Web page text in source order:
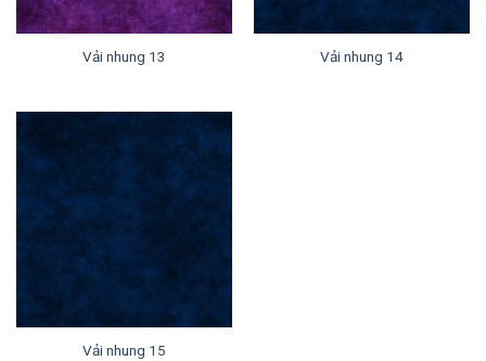
Vải nhung 13 Vải nhung 14
Vải nhung 15